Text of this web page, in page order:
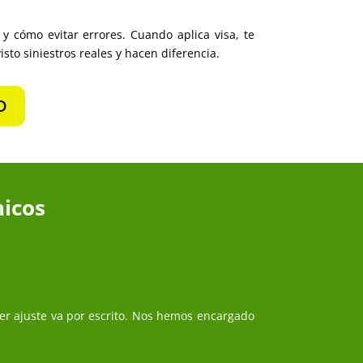
cómo evitar errores. Cuando aplica visa, te
siniestros reales y hacen diferencia.
ajuste va por escrito. Nos hemos encargado